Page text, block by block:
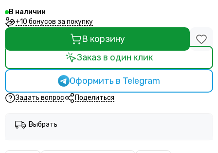
В наличии
+10 бонусов за покупку
В корзину
Заказ в один клик
Оформить в Telegram
Задать вопрос Поделиться
Выбрать